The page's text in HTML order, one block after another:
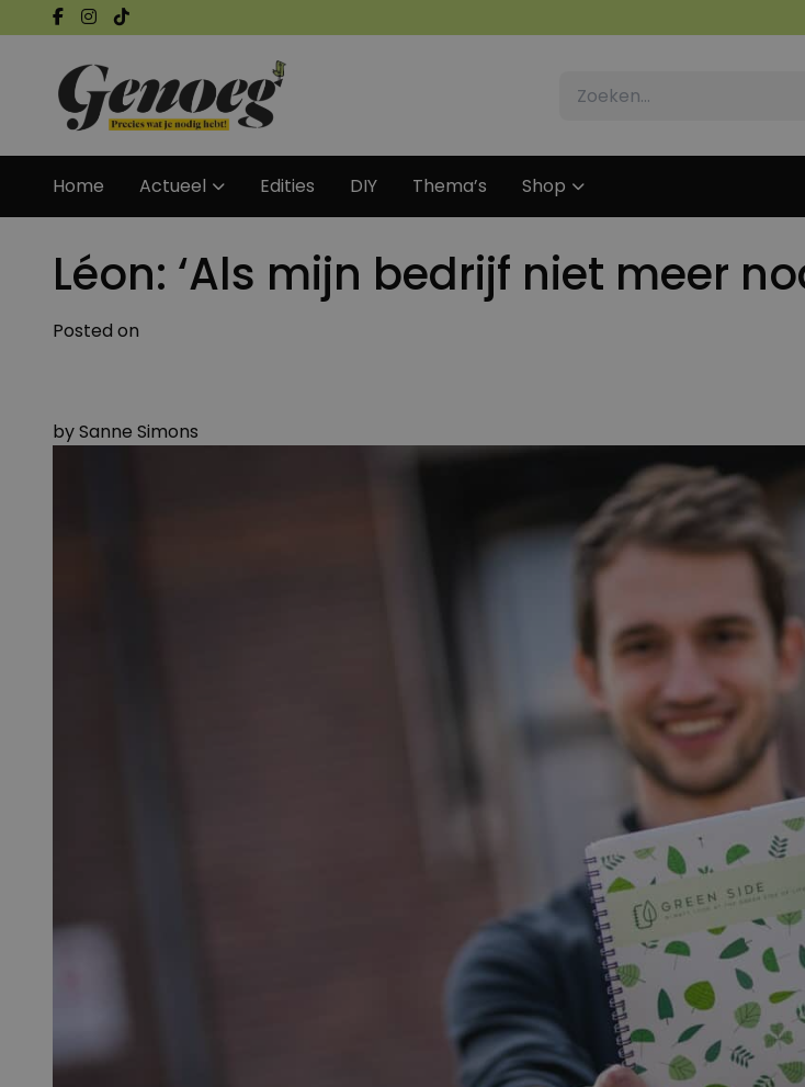
Home Actueel Edities DIY Thema’s Shop
Léon: ‘Als mijn bedrijf niet meer
Posted on
bySanne Simons